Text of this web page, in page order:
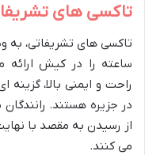
تاکسی های
ساعته را در کیش ارائه
راحت و ایمنی بالا،
در جزیره هستند.
از رسیدن به مقصد با
می کنند.